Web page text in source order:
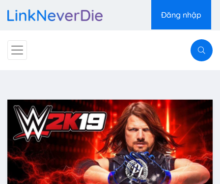
Đăng nhập